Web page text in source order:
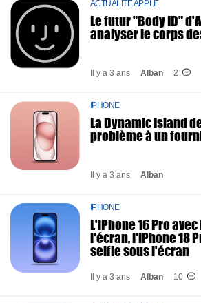
ACTUALITÉ APPLE
Le futur "Body ID"
analyser le corps
Il y a 3 ans Alban 2
IPHONE
La Dynamic Island
problème à un
Il y a 3 ans Alban
IPHONE
L'iPhone 16 Pro
l'écran, l'iPhone 18
selfie sous l'écran
Il y a 3 ans Alban 10